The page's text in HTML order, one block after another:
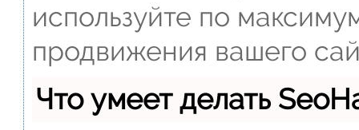
используйте по
продвижения вашего
Что умеет делать